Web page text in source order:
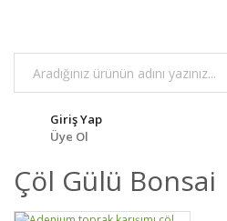
Giriş Yap
Üye Ol
Çöl Gülü Bonsai